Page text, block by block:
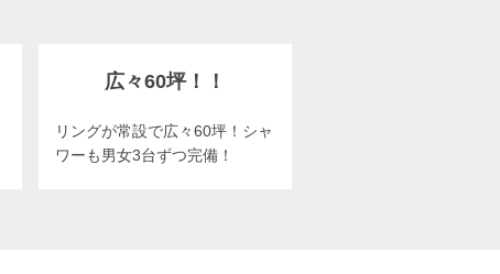
広々60坪！！
リングが常設で広々60坪！シャ
ワーも男女3台ずつ完備！